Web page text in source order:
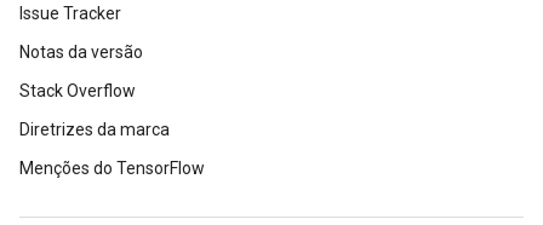
Issue Tracker
Notas da versão
Stack Overflow
Diretrizes da marca
Menções do TensorFlow